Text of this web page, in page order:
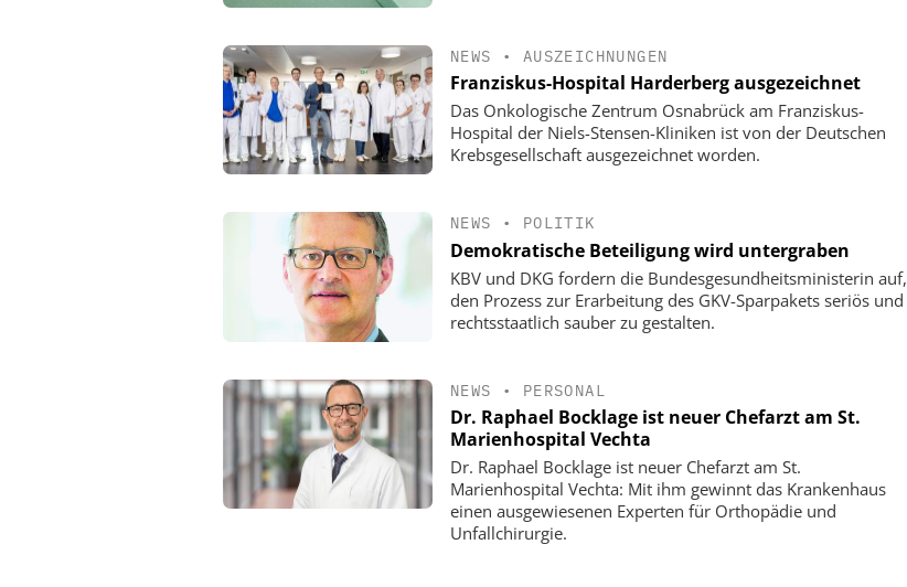
NEWS • AUSZEICHNUNGEN
Franziskus-Hospital Harderberg ausgezeichnet
Das Onkologische Zentrum Osnabrück am Franziskus-
Hospital der Niels-Stensen-Kliniken ist von der Deutschen
Krebsgesellschaft ausgezeichnet worden.
NEWS • POLITIK
Demokratische Beteiligung wird untergraben
KBV und DKG fordern die Bundesgesundheitsministerin auf,
den Prozess zur Erarbeitung des GKV-Sparpakets seriös und
rechtsstaatlich sauber zu gestalten.
NEWS • PERSONAL
Dr. Raphael Bocklage ist neuer Chefarzt am St.
Marienhospital Vechta
Dr. Raphael Bocklage ist neuer Chefarzt am St.
Marienhospital Vechta: Mit ihm gewinnt das Krankenhaus
einen ausgewiesenen Experten für Orthopädie und
Unfallchirurgie.